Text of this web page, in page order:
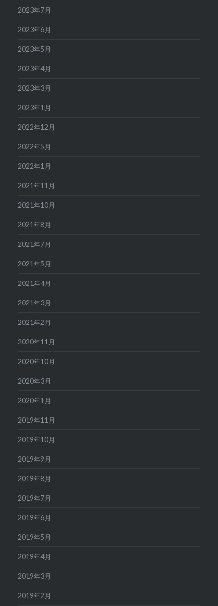
2023年7月
2023年6月
2023年5月
2023年4月
2023年3月
2023年1月
2022年12月
2022年5月
2022年1月
2021年11月
2021年10月
2021年8月
2021年7月
2021年5月
2021年4月
2021年3月
2021年2月
2020年11月
2020年10月
2020年3月
2020年1月
2019年11月
2019年10月
2019年9月
2019年8月
2019年7月
2019年6月
2019年5月
2019年4月
2019年3月
2019年2月